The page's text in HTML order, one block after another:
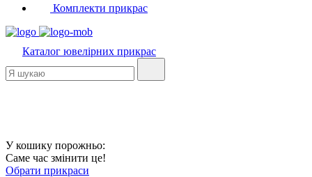
Комплекти прикрас
Каталог ювелірних прикрас
У кошику порожньо:
Саме час змінити це!
Обрати прикраси